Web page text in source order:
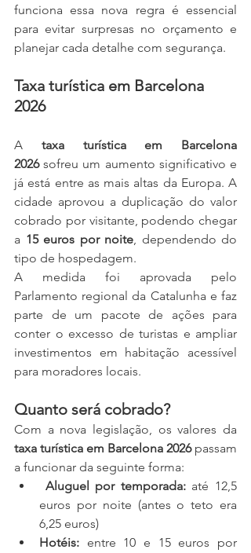
funciona essa nova regra é essencial
para evitar surpresas no orçamento e
planejar cada detalhe com segurança.
Taxa turística em Barcelona
2026
A taxa turística em Barcelona
2026 sofreu um aumento significativo e
já está entre as mais altas da Europa. A
cidade aprovou a duplicação do valor
cobrado por visitante, podendo chegar
a 15 euros por noite, dependendo do
tipo de hospedagem.
A medida foi aprovada pelo
Parlamento regional da Catalunha e faz
parte de um pacote de ações para
conter o excesso de turistas e ampliar
investimentos em habitação acessível
para moradores locais.
Quanto será cobrado?
taxa turística em Barcelona 2026 passam
a funcionar da seguinte forma:
Aluguel por temporada: até 12,5
euros por noite (antes o teto era
6,25 euros)
Hotéis: entre 10 e 15 euros por